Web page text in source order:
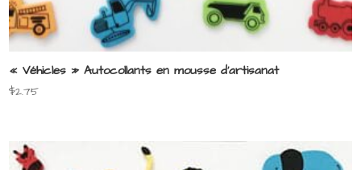
« Véhicles » Autocollants en mousse d’artisanat
$2.75